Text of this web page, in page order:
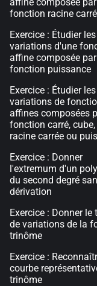
fonction racine
Exercice : Étudier les
variations d'une
affine composée
fonction puissance
Exercice : Étudier les
variations de
affines composées
fonction carré, cube,
racine carrée ou
Exercice : Donner
l'extremum d'un
du second degré
dérivation
Exercice : Donner le
de variations de la
trinôme
Exercice :
courbe
trinôme